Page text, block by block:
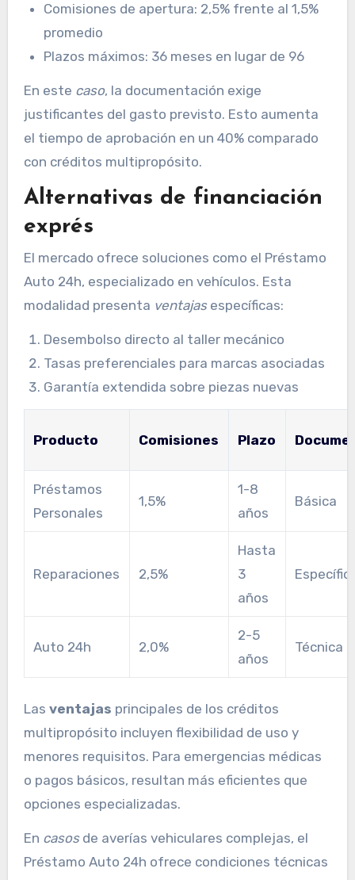
Comisiones de apertura: 2,5% frente al 1,5%
promedio
Plazos máximos: 36 meses en lugar de 96
En este caso, la documentación exige
justificantes del gasto previsto. Esto aumenta
el tiempo de aprobación en un 40% comparado
con créditos multipropósito.
Alternativas de financiación
exprés
El mercado ofrece soluciones como el Préstamo
Auto 24h, especializado en vehículos. Esta
modalidad presenta ventajasespecíficas:
Desembolso directo al taller mecánico
Tasas preferenciales para marcas asociadas
Garantía extendida sobre piezas nuevas
Producto Comisiones Plazo
Préstamos
Personales
1,5%
1-8
años
Básica
Reparaciones 2,5%
Hasta
3
años
Auto 24h 2,0%
2-5
años
Técnica
Las ventajas principales de los créditos
multipropósito incluyen flexibilidad de uso y
menores requisitos. Para emergencias médicas
o pagos básicos, resultan más eficientes que
opciones especializadas.
En casosde averías vehiculares complejas, el
Préstamo Auto 24h ofrece condiciones técnicas